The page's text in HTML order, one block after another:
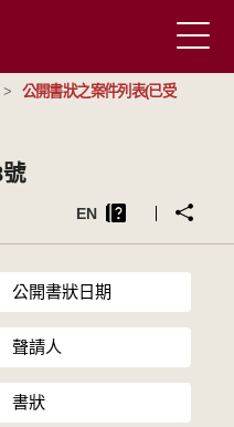
>
公開書狀之案件列表(已受
EN
公開書狀日期
聲請人
書狀